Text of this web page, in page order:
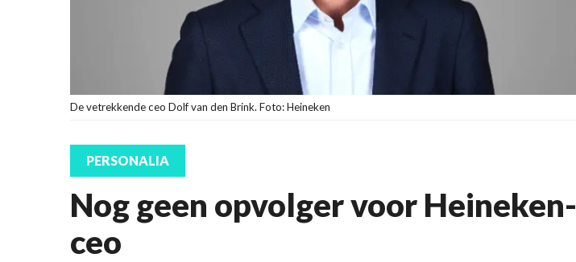
De vetrekkende ceo Dolf van den Brink. Foto: Heineken
PERSONALIA
Nog geen opvolger voor Heineken-
ceo